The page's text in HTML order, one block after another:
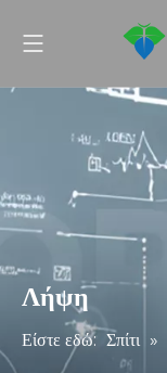
Λήψη
Είστε εδώ: Σπίτι »